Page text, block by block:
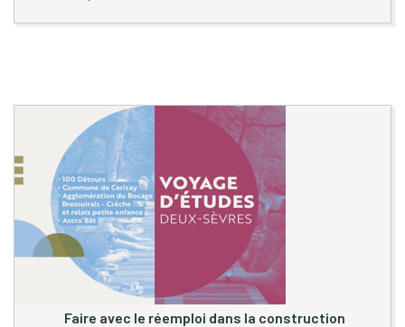
Faire avec le réemploi dans la construction